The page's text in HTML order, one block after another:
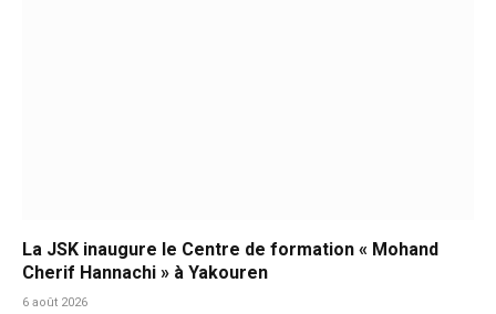
La JSK inaugure le Centre de formation « Mohand
Cherif Hannachi » à Yakouren
6 août 2026